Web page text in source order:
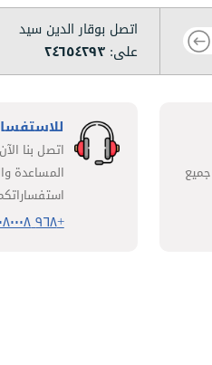
اتصل بوقار الدين سيد
على:٢٤٦٥٤٢٩٣
اتصل بنا
المساعدة
+٩٦٨ ٨٠٠٨٠٠٠٨